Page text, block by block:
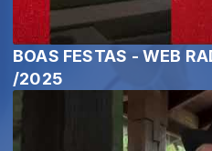
BOAS FESTAS - WEB
/2025